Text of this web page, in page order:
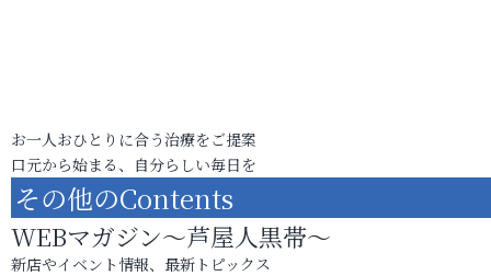
お一人おひとりに合う治療をご提案
口元から始まる、自分らしい毎日を
その他のContents
WEBマガジン～芦屋人黒帯～
新店やイベント情報、最新トピックス